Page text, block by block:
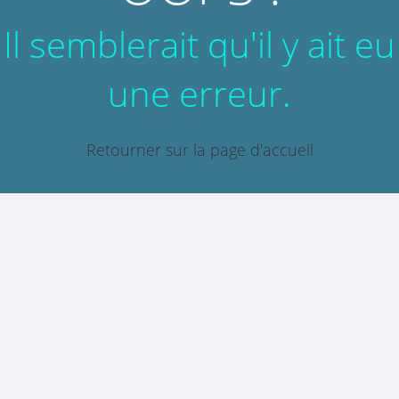
Il semblerait qu'il y ait eu
une erreur.
Retourner sur la page d'accueil